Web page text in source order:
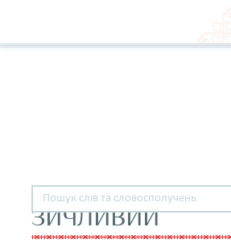
ЗИЧЛИВИЙ